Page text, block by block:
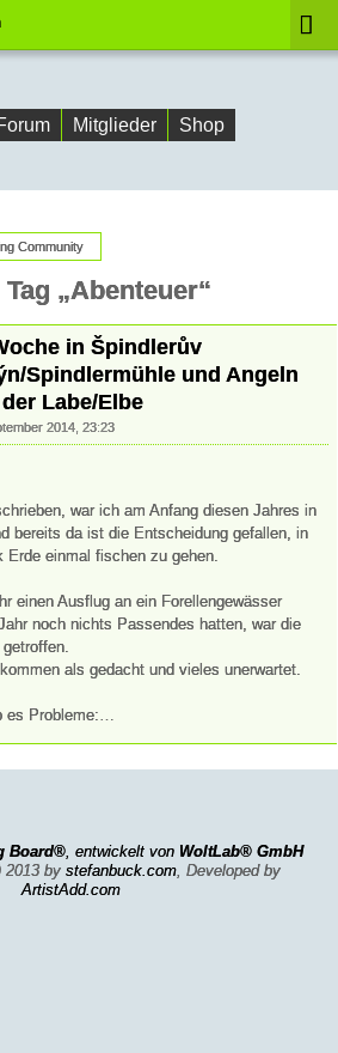
Mitglieder Shop
Community
„Abenteuer“
in Špindlerův
Spindlermühle und Angeln
Labe/Elbe
2014, 23:23
war ich am Anfang diesen Jahres in
bereits da ist die Entscheidung gefallen, in
Erde einmal fischen zu gehen.
einen Ausflug an ein Forellengewässer
noch nichts Passendes hatten, war die
als gedacht und vieles unerwartet.
es Probleme:…
Board®, entwickelt von WoltLab® GmbH
2013 by stefanbuck.com, Developed by
ArtistAdd.com